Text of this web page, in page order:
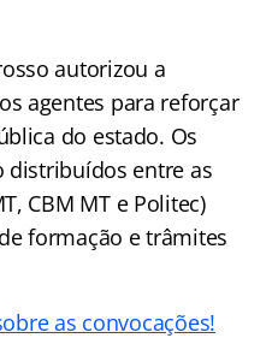
autorizou a
agentes para reforçar
do estado. Os
distribuídos entre as
CBM MT e Politec)
formação e trâmites
as convocações!